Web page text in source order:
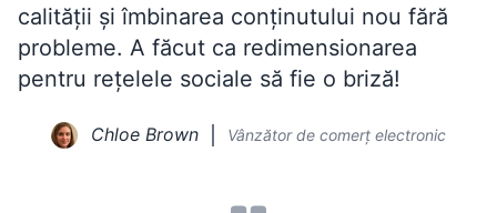
calității și îmbinarea conținutului nou fără
probleme. A făcut ca redimensionarea
pentru rețelele sociale să fie o briză!
Chloe Brown Vânzător de comerț electronic